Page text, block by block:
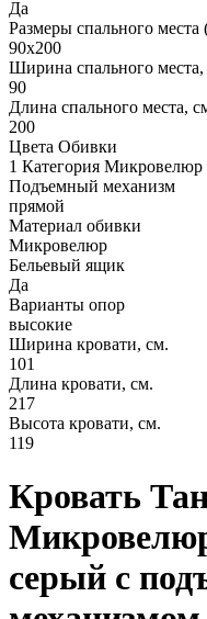
Да
Размеры спального
90х200
Ширина спального
90
Длина спального места,
200
Цвета Обивки
1 Категория
Подъемный механизм
прямой
Материал обивки
Микровелюр
Бельевый ящик
Да
Варианты опор
высокие
Ширина кровати, см.
101
Длина кровати, см.
217
Высота кровати, см.
119
Кровать
серый с